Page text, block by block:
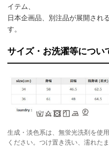
イテム、
日本企画品、別注品が展開され
す。
サイズ・お洗濯等につい
生成・淡色系は、無蛍光洗剤を使
ください。つけ置き洗い、濡れた